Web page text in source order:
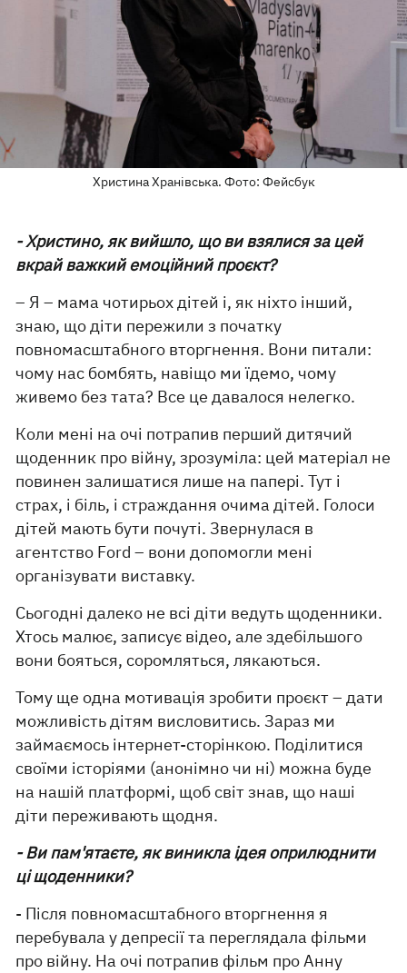
Христина Хранівська. Фото: Фейсбук
- Христино, як вийшло, що ви взялися за цей
вкрай важкий емоційний проєкт?
– Я – мама чотирьох дітей і, як ніхто інший,
знаю, що діти пережили з початку
повномасштабного вторгнення. Вони питали:
чому нас бомбять, навіщо ми їдемо, чому
живемо без тата? Все це давалося нелегко.
Коли мені на очі потрапив перший дитячий
щоденник про війну, зрозуміла: цей матеріал не
повинен залишатися лише на папері. Тут і
страх, і біль, і страждання очима дітей. Голоси
дітей мають бути почуті. Звернулася в
агентство Ford – вони допомогли мені
організувати виставку.
Сьогодні далеко не всі діти ведуть щоденники.
Хтось малює, записує відео, але здебільшого
вони бояться, соромляться, лякаються.
Тому ще одна мотивація зробити проєкт – дати
можливість дітям висловитись. Зараз ми
займаємось інтернет-сторінкою. Поділитися
своїми історіями (анонімно чи ні) можна буде
на нашій платформі, щоб світ знав, що наші
діти переживають щодня.
- Ви пам'ятаєте, як виникла ідея оприлюднити
ці щоденники?
- Після повномасштабного вторгнення я
перебувала у депресії та переглядала фільми
про війну. На очі потрапив фільм про Анну